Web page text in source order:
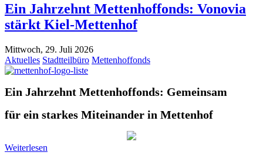
Ein Jahrzehnt Mettenhoffonds: Vonovia
stärkt Kiel-Mettenhof
Mittwoch, 29. Juli 2026
Aktuelles Stadtteilbüro Mettenhoffonds
Ein Jahrzehnt Mettenhoffonds: Gemeinsam
für ein starkes Miteinander in Mettenhof
Weiterlesen